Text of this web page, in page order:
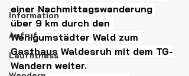
Information
Aufruf
Lauffitness
einer Nachmittagswanderung
über 9 km durch den
Wenigumstädter Wald zum
Gasthaus Waldesruh mit dem TG-
Wandern weiter.